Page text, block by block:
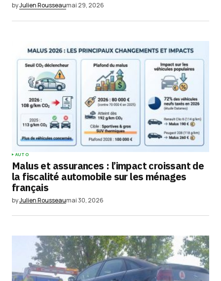
byJulien Rousseaumai 29, 2026
AUTO
Malus et assurances : l’impact croissant de
la fiscalité automobile sur les ménages
français
byJulien Rousseaumai 30, 2026